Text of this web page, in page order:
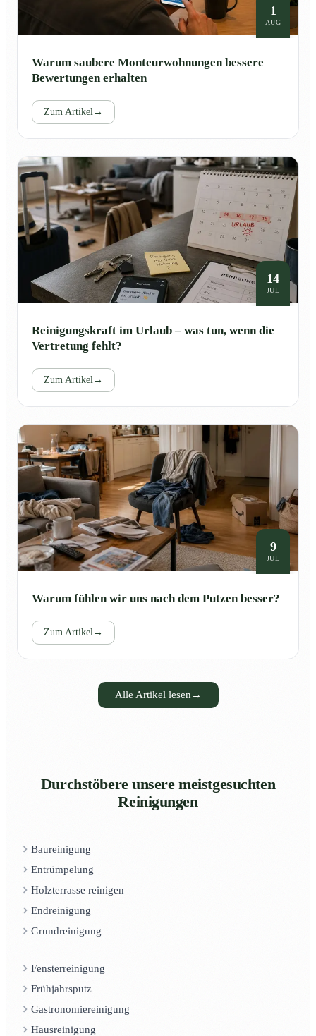
1
AUG
Warum saubere Monteurwohnungen bessere
Bewertungen erhalten
Zum Artikel →
14
JUL
Reinigungskraft im Urlaub – was tun, wenn die
Vertretung fehlt?
Zum Artikel →
9
JUL
Warum fühlen wir uns nach dem Putzen besser?
Zum Artikel →
Alle Artikel lesen →
Durchstöbere unsere meistgesuchten
Reinigungen
Baureinigung
Entrümpelung
Holzterrasse reinigen
Endreinigung
Grundreinigung
Fensterreinigung
Frühjahrsputz
Gastronomiereinigung
Hausreinigung